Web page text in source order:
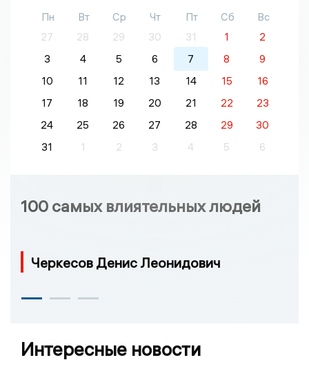
Пн Вт Ср Чт Пт Сб
Вс
27
28 29 30 31 1
2
3
4 5 6 7 8
9
10
11 12 13 14 15
16
17
18 19 20 21 22
23
24
25 26 27 28 29
30
31
1 2 3 4 5 6
100 самых влиятельных людей
Черкесов Денис Леонидович
Интересные новости